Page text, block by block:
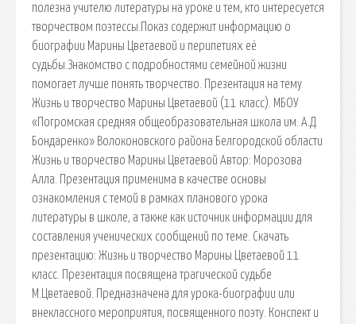
полезна учителю литературы на уроке и тем, кто интересуется
творчеством поэтессы.Показ содержит информацию о
биографии Марины Цветаевой и перипетиях её
судьбы.Знакомство с подробностями семейной жизни
помогает лучше понять творчество. Презентация на тему
Жизнь и творчество Марины Цветаевой (11 класс). МБОУ
«Погромская средняя общеобразовательная школа им. А.Д.
Бондаренко» Волоконовского района Белгородской области
Жизнь и творчество Марины Цветаевой Автор: Морозова
Алла. Презентация применима в качестве основы
ознакомления с темой в рамках планового урока
литературы в школе, а также как источник информации для
составления ученических сообщений по теме. Скачать
презентацию: Жизнь и творчество Марины Цветаевой 11
класс. Презентация посвящена трагической судьбе
М.Цветаевой. Предназначена для урока-биографии или
внеклассного мероприятия, посвященного поэту. Конспект и